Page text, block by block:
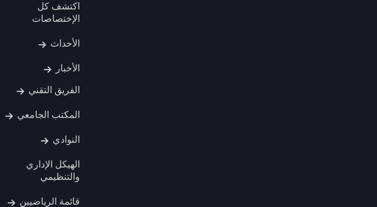
اكتشف كل
الإختصاصات
الأحداث
الأخبار
الفريق التقني
المكتب الجامعي
النوادي
الهيكل الإداري
والتنظيمي
قائمة الرياضيين